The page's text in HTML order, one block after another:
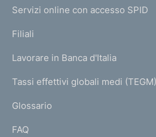
e
a
g
N
K
T
I
I
Servizi online con accesso SPID
Filiali
Lavorare in Banca d'Italia
Tassi effettivi globali medi (TEGM)
Glossario
FAQ